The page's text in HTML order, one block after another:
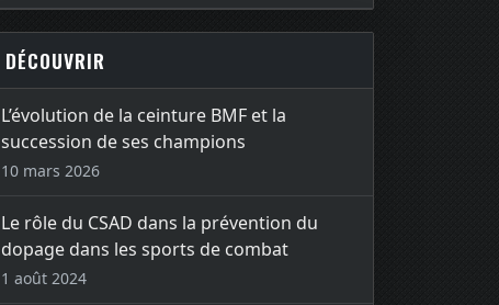
DÉCOUVRIR
L’évolution de la ceinture BMF et la
succession de ses champions
10 mars 2026
Le rôle du CSAD dans la prévention du
dopage dans les sports de combat
1 août 2024